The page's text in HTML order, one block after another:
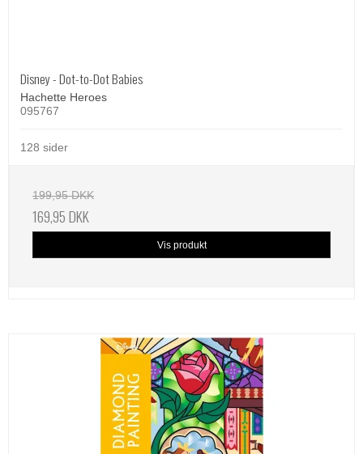
Disney - Dot-to-Dot Babies
Hachette Heroes
095767
128 sider
199,95 DKK
169,95 DKK
Vis produkt